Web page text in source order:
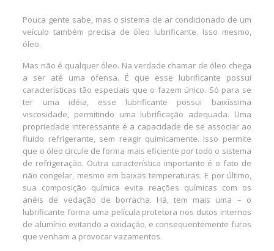
Pouca gente sabe, mas o sistema de ar condicionado de um
veículo também precisa de óleo lubrificante. Isso mesmo,
óleo.
Mas não é qualquer óleo. Na verdade chamar de óleo chega
a ser até uma ofensa. É que esse lubrificante possui
características tão especiais que o fazem único. Só para se
ter uma idéia, esse lubrificante possui baixíssima
viscosidade, permitindo uma lubrificação adequada. Uma
propriedade interessante é a capacidade de se associar ao
fluido refrigerante, sem reagir quimicamente. Isso permite
que o óleo circule de forma mais eficiente por todo o sistema
de refrigeração. Outra característica importante é o fato de
não congelar, mesmo em baixas temperaturas. E por último,
sua composição química evita reações químicas com os
anéis de vedação de borracha. Há, tem mais uma – o
lubrificante forma uma película protetora nos dutos internos
de alumínio evitando a oxidação, e consequentemente furos
que venham a provocar vazamentos.